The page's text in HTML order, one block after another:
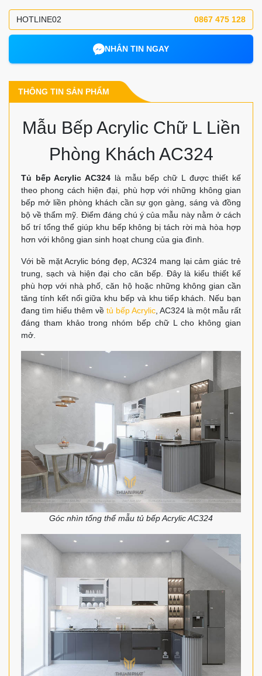
HOTLINE02 0867 475 128
NHẮN TIN NGAY
THÔNG TIN SẢN PHẨM
Mẫu Bếp Acrylic Chữ L Liền
Phòng Khách AC324
Tủ bếp Acrylic AC324 là mẫu bếp chữ L được thiết kế
theo phong cách hiện đại, phù hợp với những không gian
bếp mở liền phòng khách cần sự gọn gàng, sáng và đồng
bộ về thẩm mỹ. Điểm đáng chú ý của mẫu này nằm ở cách
bố trí tổng thể giúp khu bếp không bị tách rời mà hòa hợp
hơn với không gian sinh hoạt chung của gia đình.
Với bề mặt Acrylic bóng đẹp, AC324 mang lại cảm giác trẻ
trung, sạch và hiện đại cho căn bếp. Đây là kiểu thiết kế
phù hợp với nhà phố, căn hộ hoặc những không gian cần
tăng tính kết nối giữa khu bếp và khu tiếp khách. Nếu bạn
đang tìm hiểu thêm về tủ bếp Acrylic, AC324 là một mẫu rất
đáng tham khảo trong nhóm bếp chữ L cho không gian
mở.
Góc nhìn tổng thể mẫu tủ bếp Acrylic AC324